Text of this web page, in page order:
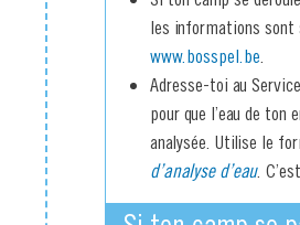
les informations sont
www.bosspel.be.
Adresse-toi au
pour que l’eau de ton
analysée. Utilise le
d’analyse d’eau.